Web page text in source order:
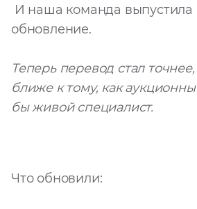
И наша команда
обновление.
Теперь перевод стал
ближе к тому, как
бы живой специалист.
Что обновили:
данных
Запросить расчёт